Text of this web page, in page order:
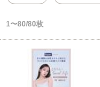
1〜80/80枚